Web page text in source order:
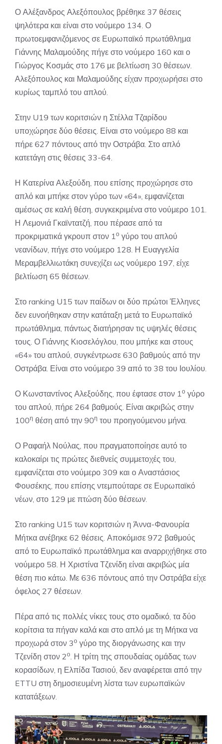
Ο Αλέξανδρος Αλεξόπουλος βρέθηκε 37 θέσεις
ψηλότερα και είναι στο νούμερο 134. Ο
πρωτοεμφανιζόμενος σε Ευρωπαϊκό πρωτάθλημα
Γιάννης Μαλαμούδης πήγε στο νούμερο 160 και ο
Γιώργος Κοσμάς στο 176 με βελτίωση 30 θέσεων.
Αλεξόπουλος και Μαλαμούδης είχαν προχωρήσει στο
κυρίως ταμπλό του απλού.
Στην U19 των κοριτσιών η Στέλλα Τζαρίδου
υποχώρησε δύο θέσεις. Είναι στο νούμερο 88 και
πήρε 627 πόντους από την Οστράβα. Στο απλό
κατετάγη στις θέσεις 33-64.
Η Κατερίνα Αλεξούδη, που επίσης προχώρησε στο
απλό και μπήκε στον γύρο των «64», εμφανίζεται
αμέσως σε καλή θέση, συγκεκριμένα στο νούμερο 101.
Η Λεμονιά Γκαϊντατζή, που πέρασε από τα
προκριματικά γκρουπ στον 1ο γύρο του απλού
νεανίδων, πήγε στο νούμερο 128. Η Ευαγγελία
Μεραμβελλιωτάκη συνεχίζει ως νούμερο 197, είχε
βελτίωση 65 θέσεων.
Στο ranking U15 των παίδων οι δύο πρώτοι Έλληνες
δεν ευνοήθηκαν στην κατάταξη μετά το Ευρωπαϊκό
πρωτάθλημα, πάντως διατήρησαν τις υψηλές θέσεις
τους. Ο Γιάννης Κιοσελόγλου, που μπήκε και στους
«64» του απλού, συγκέντρωσε 630 βαθμούς από την
Οστράβα. Είναι στο νούμερο 39 από το 38 του Ιουλίου.
Ο Κωνσταντίνος Αλεξούδης, που έφτασε στον 1ο γύρο
του απλού, πήρε 264 βαθμούς. Είναι ακριβώς στην
100η θέση από την 90η του προηγούμενου μήνα.
Ο Ραφαήλ Νούλας, που πραγματοποίησε αυτό το
καλοκαίρι τις πρώτες διεθνείς συμμετοχές του,
εμφανίζεται στο νούμερο 309 και ο Αναστάσιος
Φουσέκης, που επίσης ντεμπούταρε σε Ευρωπαϊκό
νέων, στο 129 με πτώση δύο θέσεων.
Στο ranking U15 των κοριτσιών η Άννα-Φανουρία
Μήτκα ανέβηκε 62 θέσεις. Αποκόμισε 972 βαθμούς
από το Ευρωπαϊκό πρωτάθλημα και αναρριχήθηκε στο
νούμερο 58. Η Χριστίνα Τζενίδη είναι ακριβώς μία
θέση πιο κάτω. Με 636 πόντους από την Οστράβα είχε
όφελος 27 θέσεων.
Πέρα από τις πολλές νίκες τους στο ομαδικό, τα δύο
κορίτσια τα πήγαν καλά και στο απλό με τη Μήτκα να
προχωρά στον 3ο γύρο της διοργάνωσης και την
Τζενίδη στον 2ο. Η τρίτη της σπουδαίας ομάδας των
κορασίδων, η Ελπίδα Τασιού, δεν αναφέρεται από την
ETTU στη δημοσιευμένη λίστα των ευρωπαϊκών
κατατάξεων.